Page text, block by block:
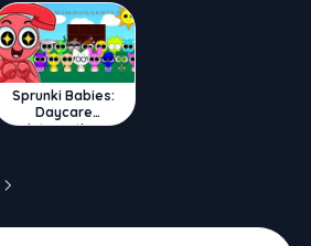
Sprunki Babies:
Daycare
Interactive